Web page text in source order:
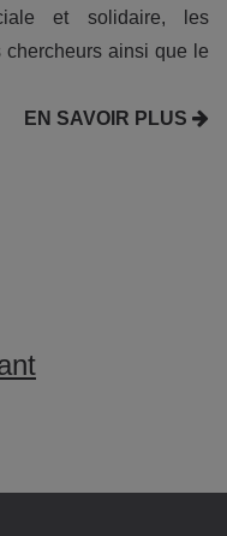
et solidaire, les
ainsi que le
EN SAVOIR PLUS